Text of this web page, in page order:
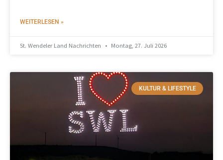
WEITERLESEN »
St. Wendeler Land Nachrichten Montag, 27. Juli 2026
KULTUR & LIFESTYLE